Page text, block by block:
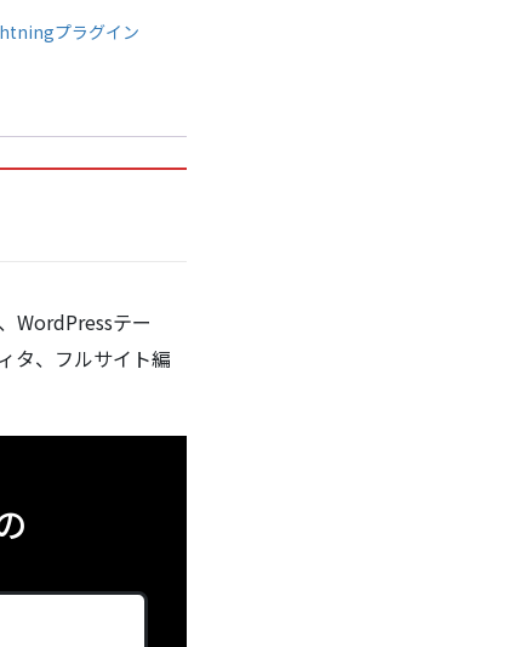
プラグイン
WordPressテー
タ、フルサイト編